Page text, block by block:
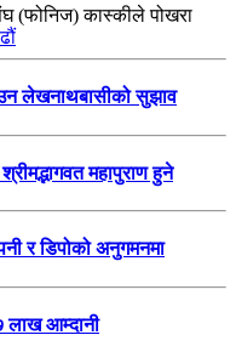
(फोनिज) कास्कीले पोखरा
लेखनाथबासीको सुझाव
महापुराण हुने
र डिपोको अनुगमनमा
लाख आम्दानी